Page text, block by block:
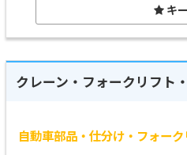
キ
クレーン・フォークリフト
自動車部品・仕分け・フォー